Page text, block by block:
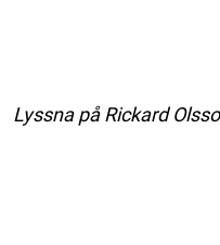
Lyssna på Rickard